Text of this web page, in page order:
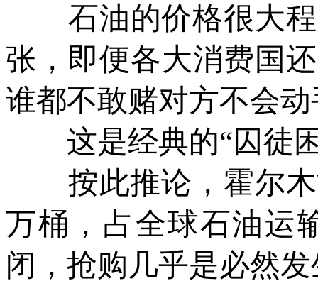
石油的价格很大程
张，即便各大消费国
谁都不敢赌对方不会
这是经典的“囚徒
按此推论，霍尔木
万桶，占全球石油运
闭，抢购几乎是必然